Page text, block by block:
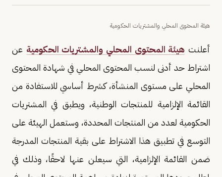
هيئة المحتوى المحلي والمشتريات الحكومية
أعلنت هيئة المحتوى المحلي والمشتريات الحكومية عن
اشتراط حد أدنى لنسب المحتوى المحلي في شهادة المحتوى
المحلي على مستوى المنشأة، كشرط أساسي للاستفادة من
القائمة الإلزامية للمنتجات الوطنية، ويطبق في المشتريات
الحكومية لعدد من المنتجات المحددة، وستعمل الهيئة على
التوسع في تطبيق هذا الاشتراط على بقية المنتجات المدرجة
ضمن القائمة الإلزامية، التي سيعلن عنها لاحقًا، وذلك في